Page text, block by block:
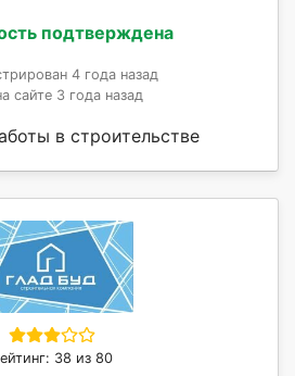
подтверждена
4 года назад
сайте 3 года назад
в строительстве
38 из 80